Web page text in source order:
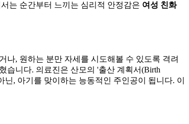
는 순간부터 느끼는 심리적 안정감은 여성 친화
나, 원하는 분만 자세를 시도해볼 수 있도록 격려
습니다. 의료진은 산모의 '출산 계획서(Birth
, 아기를 맞이하는 능동적인 주인공이 됩니다. 이